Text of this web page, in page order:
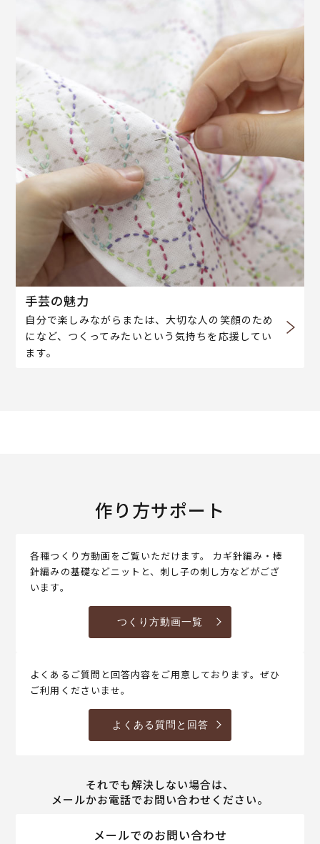
手芸の魅力
自分で楽しみながらまたは、大切な人の笑顔のため
になど、つくってみたいという気持ちを応援してい
ます。
作り方サポート
各種つくり方動画をご覧いただけます。 カギ針編み・棒
針編みの基礎などニットと、刺し子の刺し方などがござ
います。
つくり方動画一覧
よくあるご質問と回答内容をご用意しております。ぜひ
ご利用くださいませ。
よくある質問と回答
それでも解決しない場合は、
メールかお電話でお問い合わせください。
メールでのお問い合わせ